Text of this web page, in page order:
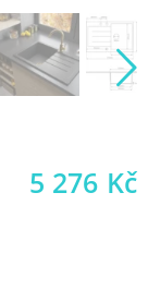
5 276 Kč